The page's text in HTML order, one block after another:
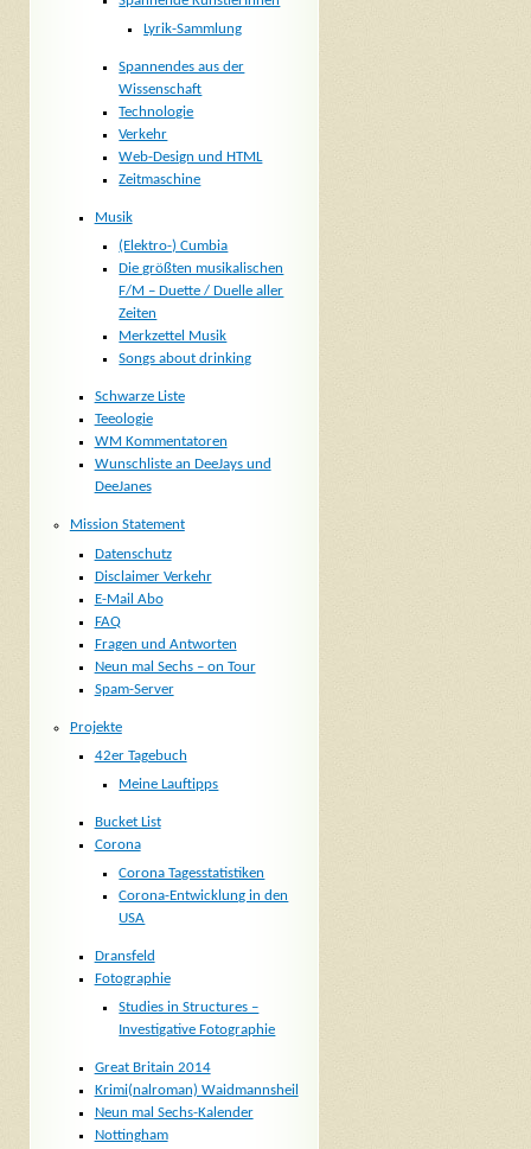
Lyrik-Sammlung
Spannendes aus der
Wissenschaft
Technologie
Verkehr
Web-Design und HTML
Zeitmaschine
Musik
(Elektro-) Cumbia
Die größten musikalischen
F/M – Duette / Duelle aller
Zeiten
Merkzettel Musik
Songs about drinking
Schwarze Liste
Teeologie
WM Kommentatoren
Wunschliste an DeeJays und
DeeJanes
Mission Statement
Datenschutz
Disclaimer Verkehr
E-Mail Abo
FAQ
Fragen und Antworten
Neun mal Sechs – on Tour
Spam-Server
Projekte
42er Tagebuch
Meine Lauftipps
Bucket List
Corona
Corona Tagesstatistiken
Corona-Entwicklung in den
USA
Dransfeld
Fotographie
Studies in Structures –
Investigative Fotographie
Great Britain 2014
Krimi(nalroman) Waidmannsheil
Neun mal Sechs-Kalender
Nottingham